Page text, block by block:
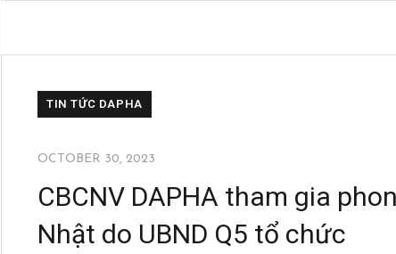
TIN TỨC DAPHA
OCTOBER 30, 2023
CBCNV DAPHA tham gia
Nhật do UBND Q5 tổ chức